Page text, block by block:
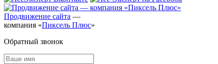
Продвижение сайта —
компания «Пиксель Плюс»
Обратный звонок